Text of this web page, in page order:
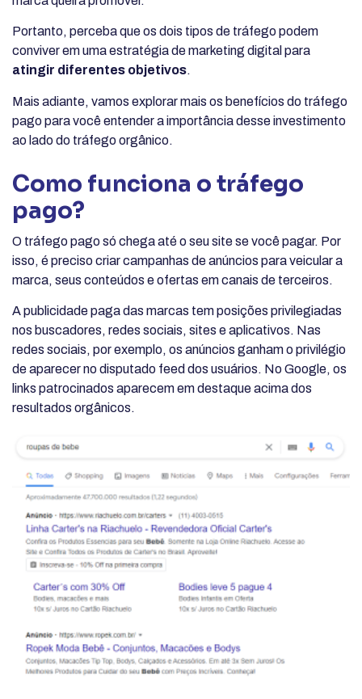
Portanto, perceba que os dois tipos de tráfego podem
conviver em uma estratégia de marketing digital para
atingir diferentes objetivos.
Mais adiante, vamos explorar mais os benefícios do tráfego
pago para você entender a importância desse investimento
ao lado do tráfego orgânico.
Como funciona o tráfego
pago?
O tráfego pago só chega até o seu site se você pagar. Por
isso, é preciso criar campanhas de anúncios para veicular a
marca, seus conteúdos e ofertas em canais de terceiros.
A publicidade paga das marcas tem posições privilegiadas
nos buscadores, redes sociais, sites e aplicativos. Nas
redes sociais, por exemplo, os anúncios ganham o privilégio
de aparecer no disputado feed dos usuários. No Google, os
links patrocinados aparecem em destaque acima dos
resultados orgânicos.